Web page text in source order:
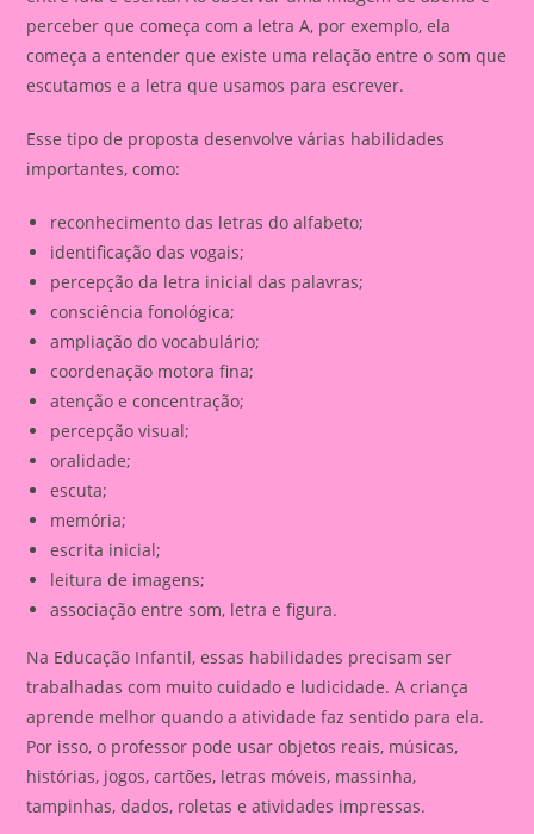
perceber que começa com a letra A, por exemplo, ela
começa a entender que existe uma relação entre o som que
escutamos e a letra que usamos para escrever.
Esse tipo de proposta desenvolve várias habilidades
importantes, como:
reconhecimento das letras do alfabeto;
identificação das vogais;
percepção da letra inicial das palavras;
consciência fonológica;
ampliação do vocabulário;
coordenação motora fina;
atenção e concentração;
percepção visual;
oralidade;
escuta;
memória;
escrita inicial;
leitura de imagens;
associação entre som, letra e figura.
Na Educação Infantil, essas habilidades precisam ser
trabalhadas com muito cuidado e ludicidade. A criança
aprende melhor quando a atividade faz sentido para ela.
Por isso, o professor pode usar objetos reais, músicas,
histórias, jogos, cartões, letras móveis, massinha,
tampinhas, dados, roletas e atividades impressas.